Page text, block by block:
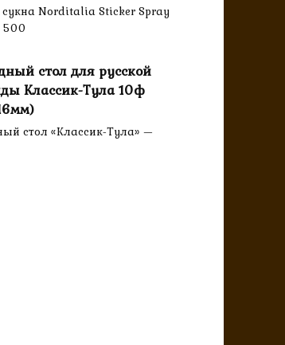
Norditalia Sticker Spray
500
стол для русской
Классик-Тула 10ф
стол «Классик-Тула» —